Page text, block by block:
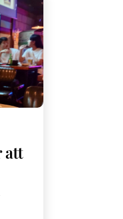
att